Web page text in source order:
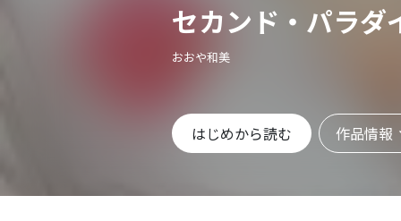
セカンド・パラダ
おおや和美
はじめから読む 作品情報